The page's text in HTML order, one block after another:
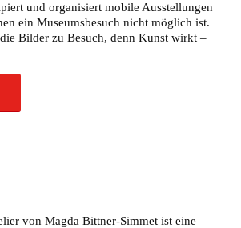
und organisiert mobile Ausstellungen
ein Museumsbesuch nicht möglich ist.
Bilder zu Besuch, denn Kunst wirkt –
von Magda Bittner-Simmet ist eine